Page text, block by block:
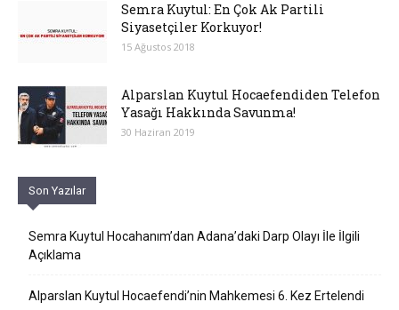
Semra Kuytul: En Çok Ak Partili
Siyasetçiler Korkuyor!
15 Ağustos 2018
Alparslan Kuytul Hocaefendiden Telefon
Yasağı Hakkında Savunma!
30 Haziran 2019
Son Yazılar
Semra Kuytul Hocahanım’dan Adana’daki Darp Olayı İle İlgili
Açıklama
Alparslan Kuytul Hocaefendi’nin Mahkemesi 6. Kez Ertelendi